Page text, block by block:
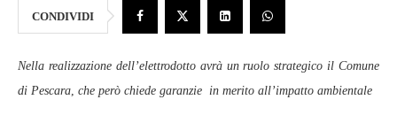
CONDIVIDI
Nella realizzazione dell’elettrodotto avrà un ruolo strategico il Comune
di Pescara, che però chiede garanzie in merito all’impatto ambientale